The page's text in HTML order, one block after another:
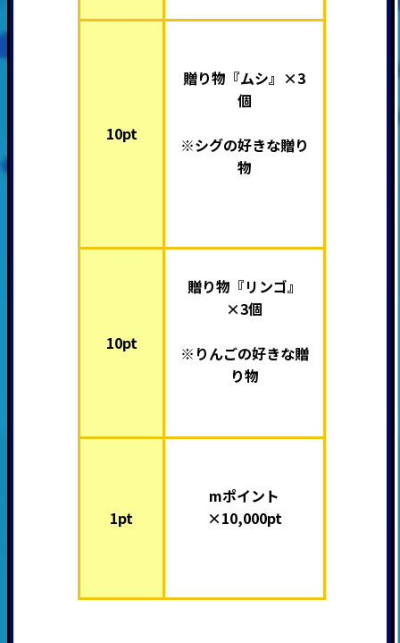
10pt
贈り物『ムシ』×3
個
※シグの好きな贈り
物
10pt
贈り物『リンゴ』
×3個
※りんごの好きな贈
り物
1pt
mポイント
×10,000pt